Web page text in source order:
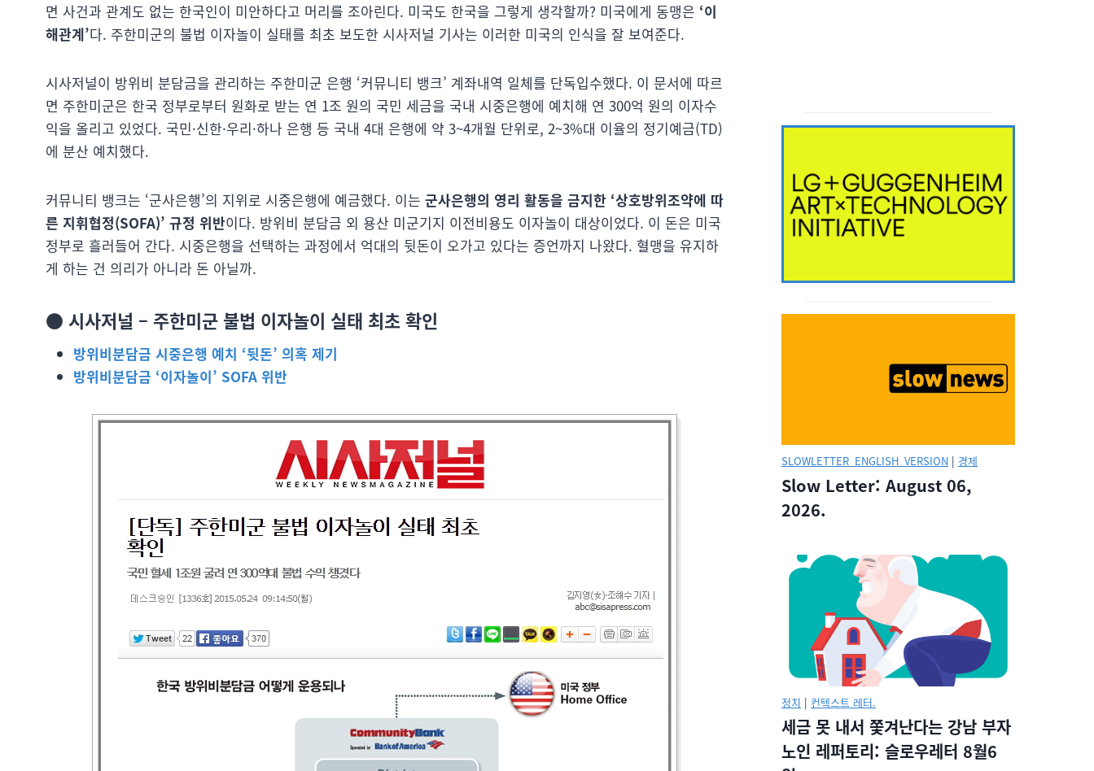
면 사건과 관계도 없는 한국인이 미안하다고 머리를 조아린다. 미국도 한국을 그렇게 생각할까? 미국에게 동맹은 ‘이
해관계’다. 주한미군의 불법 이자놀이 실태를 최초 보도한 시사저널 기사는 이러한 미국의 인식을 잘 보여준다.
시사저널이 방위비 분담금을 관리하는 주한미군 은행 ‘커뮤니티 뱅크’ 계좌내역 일체를 단독입수했다. 이 문서에 따르
면 주한미군은 한국 정부로부터 원화로 받는 연 1조 원의 국민 세금을 국내 시중은행에 예치해 연 300억 원의 이자수
익을 올리고 있었다. 국민·신한·우리·하나 은행 등 국내 4대 은행에 약 3~4개월 단위로, 2~3%대 이율의 정기예금(TD)
에 분산 예치했다.
커뮤니티 뱅크는 ‘군사은행’의 지위로 시중은행에 예금했다. 이는 군사은행의 영리 활동을 금지한 ‘상호방위조약에 따
른 지휘협정(SOFA)’ 규정 위반이다. 방위비 분담금 외 용산 미군기지 이전비용도 이자놀이 대상이었다. 이 돈은 미국
정부로 흘러들어 간다. 시중은행을 선택하는 과정에서 억대의 뒷돈이 오가고 있다는 증언까지 나왔다. 혈맹을 유지하
게 하는 건 의리가 아니라 돈 아닐까.
● 시사저널 – 주한미군 불법 이자놀이 실태 최초 확인
방위비분담금 시중은행 예치 ‘뒷돈’ 의혹 제기
방위비분담금 ‘이자놀이’ SOFA 위반
SLOWLETTER_ENGLISH_VERSION | 경제
Slow Letter: August 06,
2026.
정치 | 컨텍스트 레터.
세금 못 내서 쫓겨난다는 강남 부자
노인 레퍼토리: 슬로우레터 8월6